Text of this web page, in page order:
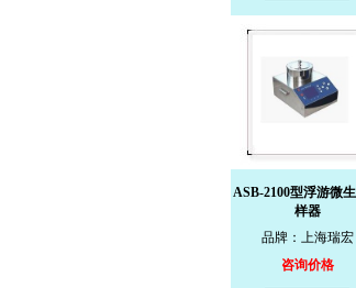
ASB-2100型浮游微
样器
品牌：上海瑞宏
咨询价格